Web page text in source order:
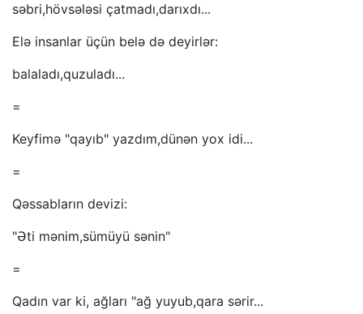
səbri,hövsələsi çatmadı,darıxdı...
Elə insanlar üçün belə də deyirlər:
balaladı,quzuladı...
=
Keyfimə "qayıb" yazdım,dünən yox idi...
=
Qəssabların devizi:
"Əti mənim,sümüyü sənin"
=
Qadın var ki, ağları "ağ yuyub,qara sərir...